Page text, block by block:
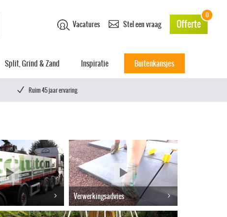
Vacatures Stel een vraag Offerte
0
Split, Grind & Zand Inspiratie Buitenkansjes
Ruim 45 jaar ervaring
Verwerkingsadvies